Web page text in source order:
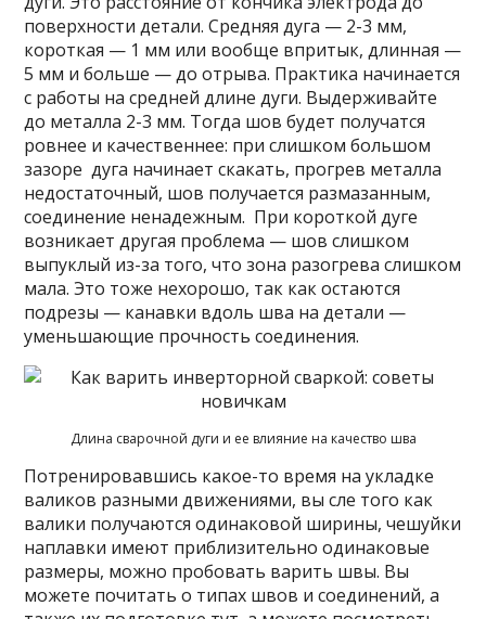
поверхности детали. Средняя дуга — 2-3 мм,
короткая — 1 мм или вообще впритык, длинная —
5 мм и больше — до отрыва. Практика начинается
с работы на средней длине дуги. Выдерживайте
до металла 2-3 мм. Тогда шов будет получатся
ровнее и качественнее: при слишком большом
зазоре дуга начинает скакать, прогрев металла
недостаточный, шов получается размазанным,
соединение ненадежным. При короткой дуге
возникает другая проблема — шов слишком
выпуклый из-за того, что зона разогрева слишком
мала. Это тоже нехорошо, так как остаются
подрезы — канавки вдоль шва на детали —
уменьшающие прочность соединения.
Длина сварочной дуги и ее влияние на качество шва
Потренировавшись какое-то время на укладке
валиков разными движениями, вы сле того как
валики получаются одинаковой ширины, чешуйки
наплавки имеют приблизительно одинаковые
размеры, можно пробовать варить швы. Вы
можете почитать о типах швов и соединений, а